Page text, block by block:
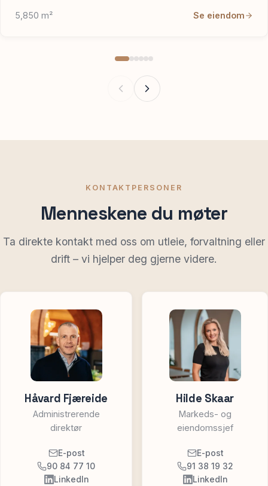
5,850 m² Se eiendom
KONTAKTPERSONER
Menneskene du møter
Ta direkte kontakt med oss om utleie, forvaltning eller
drift – vi hjelper deg gjerne videre.
Håvard Fjæreide
Administrerende
direktør
E-post
90 84 77 10
LinkedIn
Hilde Skaar
Markeds- og
eiendomssjef
E-post
91 38 19 32
LinkedIn